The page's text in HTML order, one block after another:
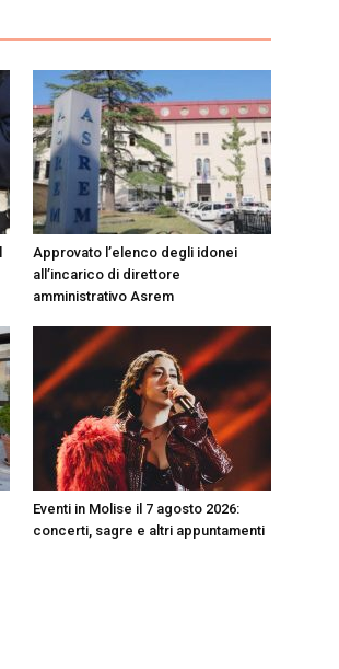
Approvato l’elenco degli idonei
all’incarico di direttore
amministrativo Asrem
Eventi in Molise il 7 agosto 2026:
concerti, sagre e altri appuntamenti